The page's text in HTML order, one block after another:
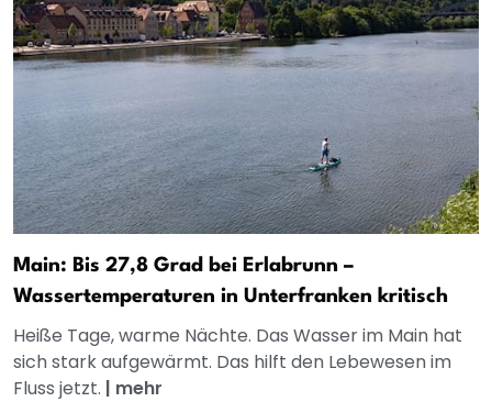
Main: Bis 27,8 Grad bei Erlabrunn –
Wassertemperaturen in Unterfranken kritisch
Heiße Tage, warme Nächte. Das Wasser im Main hat
sich stark aufgewärmt. Das hilft den Lebewesen im
Fluss jetzt. | mehr